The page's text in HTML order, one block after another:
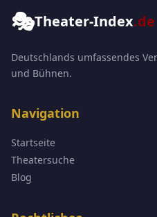
🎭Theater-Index.de
Deutschlands umfassendes
und Bühnen.
Navigation
Startseite
Theatersuche
Blog